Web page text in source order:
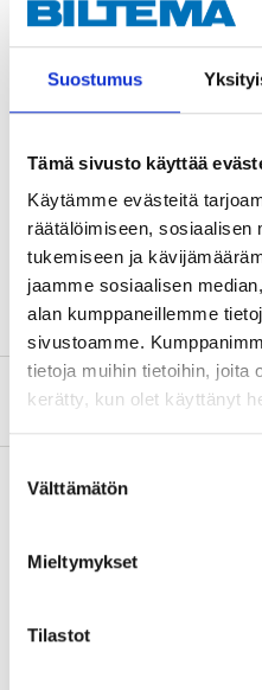
Suostumus
Tämä sivusto käyttää
Käytämme evästeitä
räätälöimiseen, sosiaalisen
tukemiseen ja
jaamme sosiaalisen
alan kumppaneillemme
sivustoamme.
tietoja muihin tietoihin, joita
kerätty, kun olet käyttänyt
valinta
Välttämätön
Mieltymykset
Tilastot
Technical specifications
Diameter
Fixing hole distance
About the